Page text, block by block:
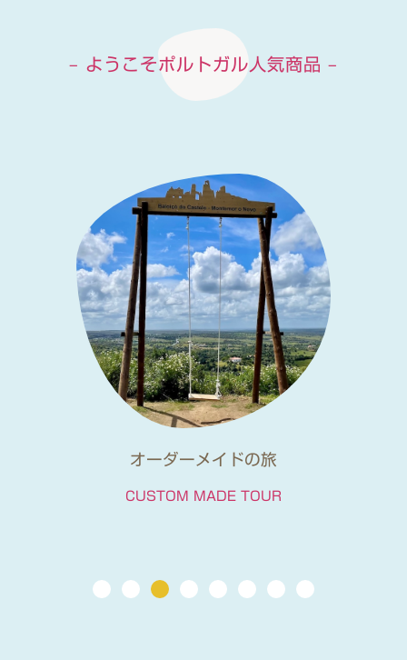
– ようこそポルトガル人気商品 –
オーダーメイドの旅
CUSTOM MADE TOUR